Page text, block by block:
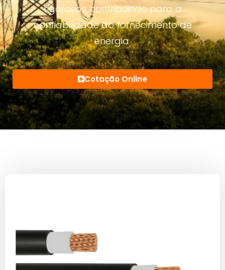
rigorosos, contribuindo para a
confiabilidade do fornecimento de
energia.
Cotação Online